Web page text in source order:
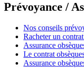
Prévoyance /
Nos conseils
Racheter un
Assurance
Le contrat
Assurance